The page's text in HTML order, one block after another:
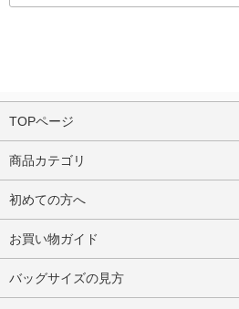
TOPページ
商品カテゴリ
初めての方へ
お買い物ガイド
バッグサイズの見方